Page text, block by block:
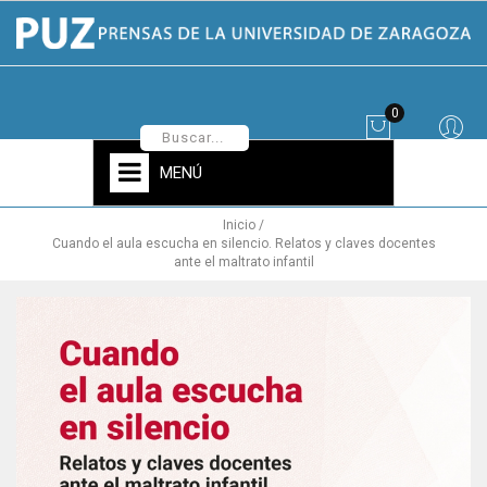
0
MENÚ
Inicio
Cuando el aula escucha en silencio. Relatos y claves docentes
ante el maltrato infantil